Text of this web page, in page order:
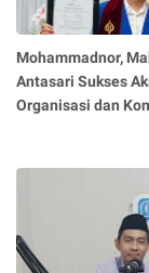
Mohammadnor,
Antasari Sukses
Organisasi dan